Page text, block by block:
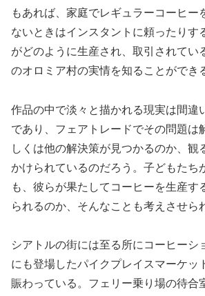
もあれば、家庭でレギュラーコーヒー
ないときはインスタントに頼ったりす
がどのように生産され、取引されてい
のオロミア村の実情を知ることができ
作品の中で淡々と描かれる現実は間違
であり、フェアトレードでその問題は
しくは他の解決策が見つかるのか、観
かけられているのだろう。子どもたち
も、彼らが果たしてコーヒーを生産す
られるのか、そんなことも考えさせら
シアトルの街には至る所にコーヒーシ
にも登場したパイクプレイスマーケッ
賑わっている。フェリー乗り場の待合